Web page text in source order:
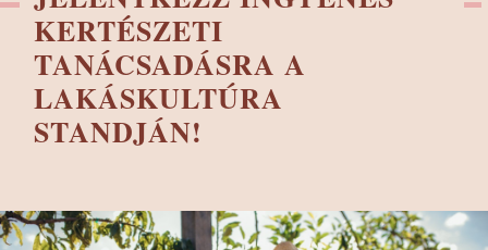
KERTÉSZETI
TANÁCSADÁSRA A
LAKÁSKULTÚRA
STANDJÁN!